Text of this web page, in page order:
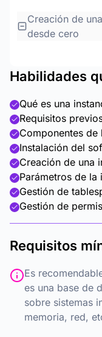
Creación de
desde cero
Habilidades
Qué es una
Requisitos
Componentes de
Instalación del
Creación de una
Parámetros de
Gestión de
Gestión de
Requisitos
Es
es una base de
sobre sistemas
memoria, red,